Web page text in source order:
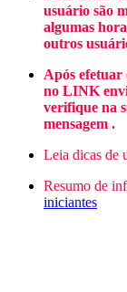
usuário são
algumas
outros
Após
no LINK
verifique na
mensagem .
Leia dicas de
Resumo de
iniciantes